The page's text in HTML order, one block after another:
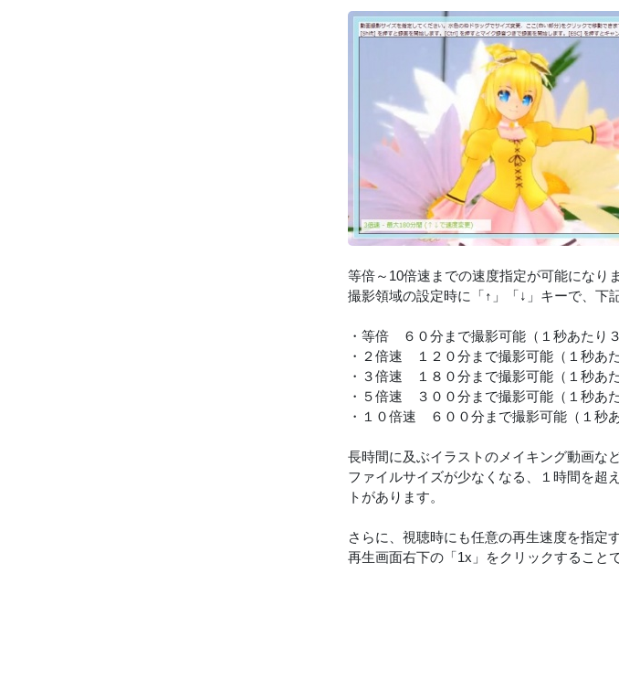
等倍～10倍速までの速度指定が可能になり
撮影領域の設定時に「↑」「↓」キーで、下
・等倍 ６０分まで撮影可能（１秒あたり３
・２倍速 １２０分まで撮影可能（１秒あ
・３倍速 １８０分まで撮影可能（１秒あ
・５倍速 ３００分まで撮影可能（１秒あ
・１０倍速 ６００分まで撮影可能（１秒
長時間に及ぶイラストのメイキング動画な
ファイルサイズが少なくなる、１時間を超
トがあります。
さらに、視聴時にも任意の再生速度を指定
再生画面右下の「1x」をクリックすること